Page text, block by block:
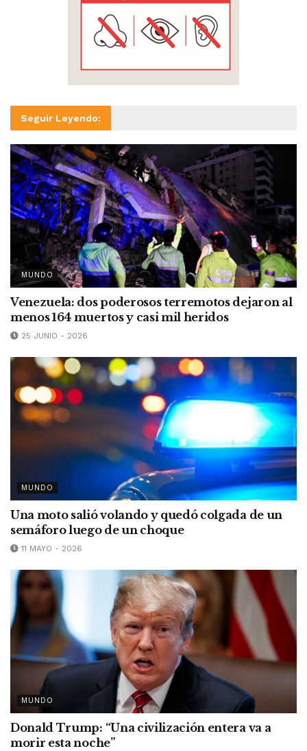
Seguir Leyendo:
MUNDO
Venezuela: dos poderosos terremotos dejaron al
menos 164 muertos y casi mil heridos
25 JUNIO - 2026
MUNDO
Una moto salió volando y quedó colgada de un
semáforo luego de un choque
11 MAYO - 2026
MUNDO
Donald Trump: “Una civilización entera va a
morir esta noche”